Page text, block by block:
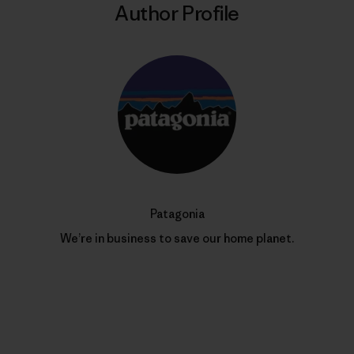
Author Profile
Patagonia
We’re in business to save our home planet.